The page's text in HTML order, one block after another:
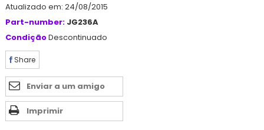
Atualizado em: 24/08/2015
Part-number: JG236A
CondiçãoDescontinuado
Share
Enviar a um amigo
Imprimir